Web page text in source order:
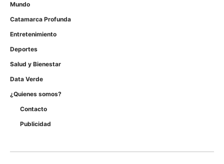
Mundo
Catamarca Profunda
Entretenimiento
Deportes
Salud y Bienestar
Data Verde
¿Quienes somos?
Contacto
Publicidad